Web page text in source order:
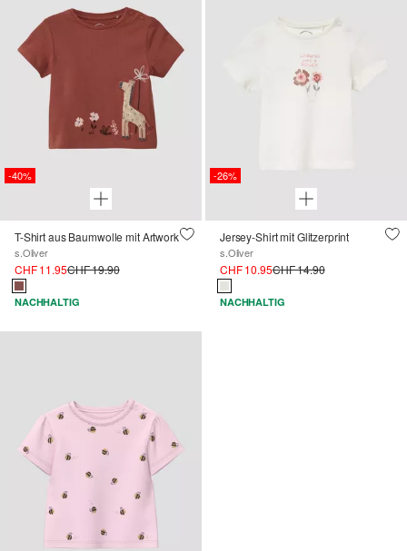
-40%
T-Shirt aus Baumwolle mit Artwork
s.Oliver
CHF 11.95CHF 19.90
NACHHALTIG
-26%
Jersey-Shirt mit Glitzerprint
s.Oliver
CHF 10.95CHF 14.90
NACHHALTIG